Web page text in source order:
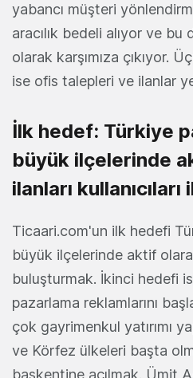
yabancı müşteri
aracılık bedeli alıyor ve
olarak karşımıza çıkıyor.
ise ofis talepleri ve ilanlar
İlk hedef: Türkiye
büyük ilçelerinde
ilanları
Ticaari.com'un ilk hedefi
büyük ilçelerinde aktif
buluşturmak. İkinci hedefi
pazarlama reklamlarını
çok gayrimenkul yatırımı
ve Körfez ülkeleri başta
başkentine açılmak. Ümit